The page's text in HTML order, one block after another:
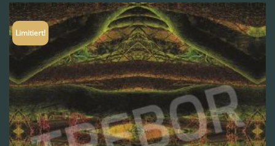
Limitiert!